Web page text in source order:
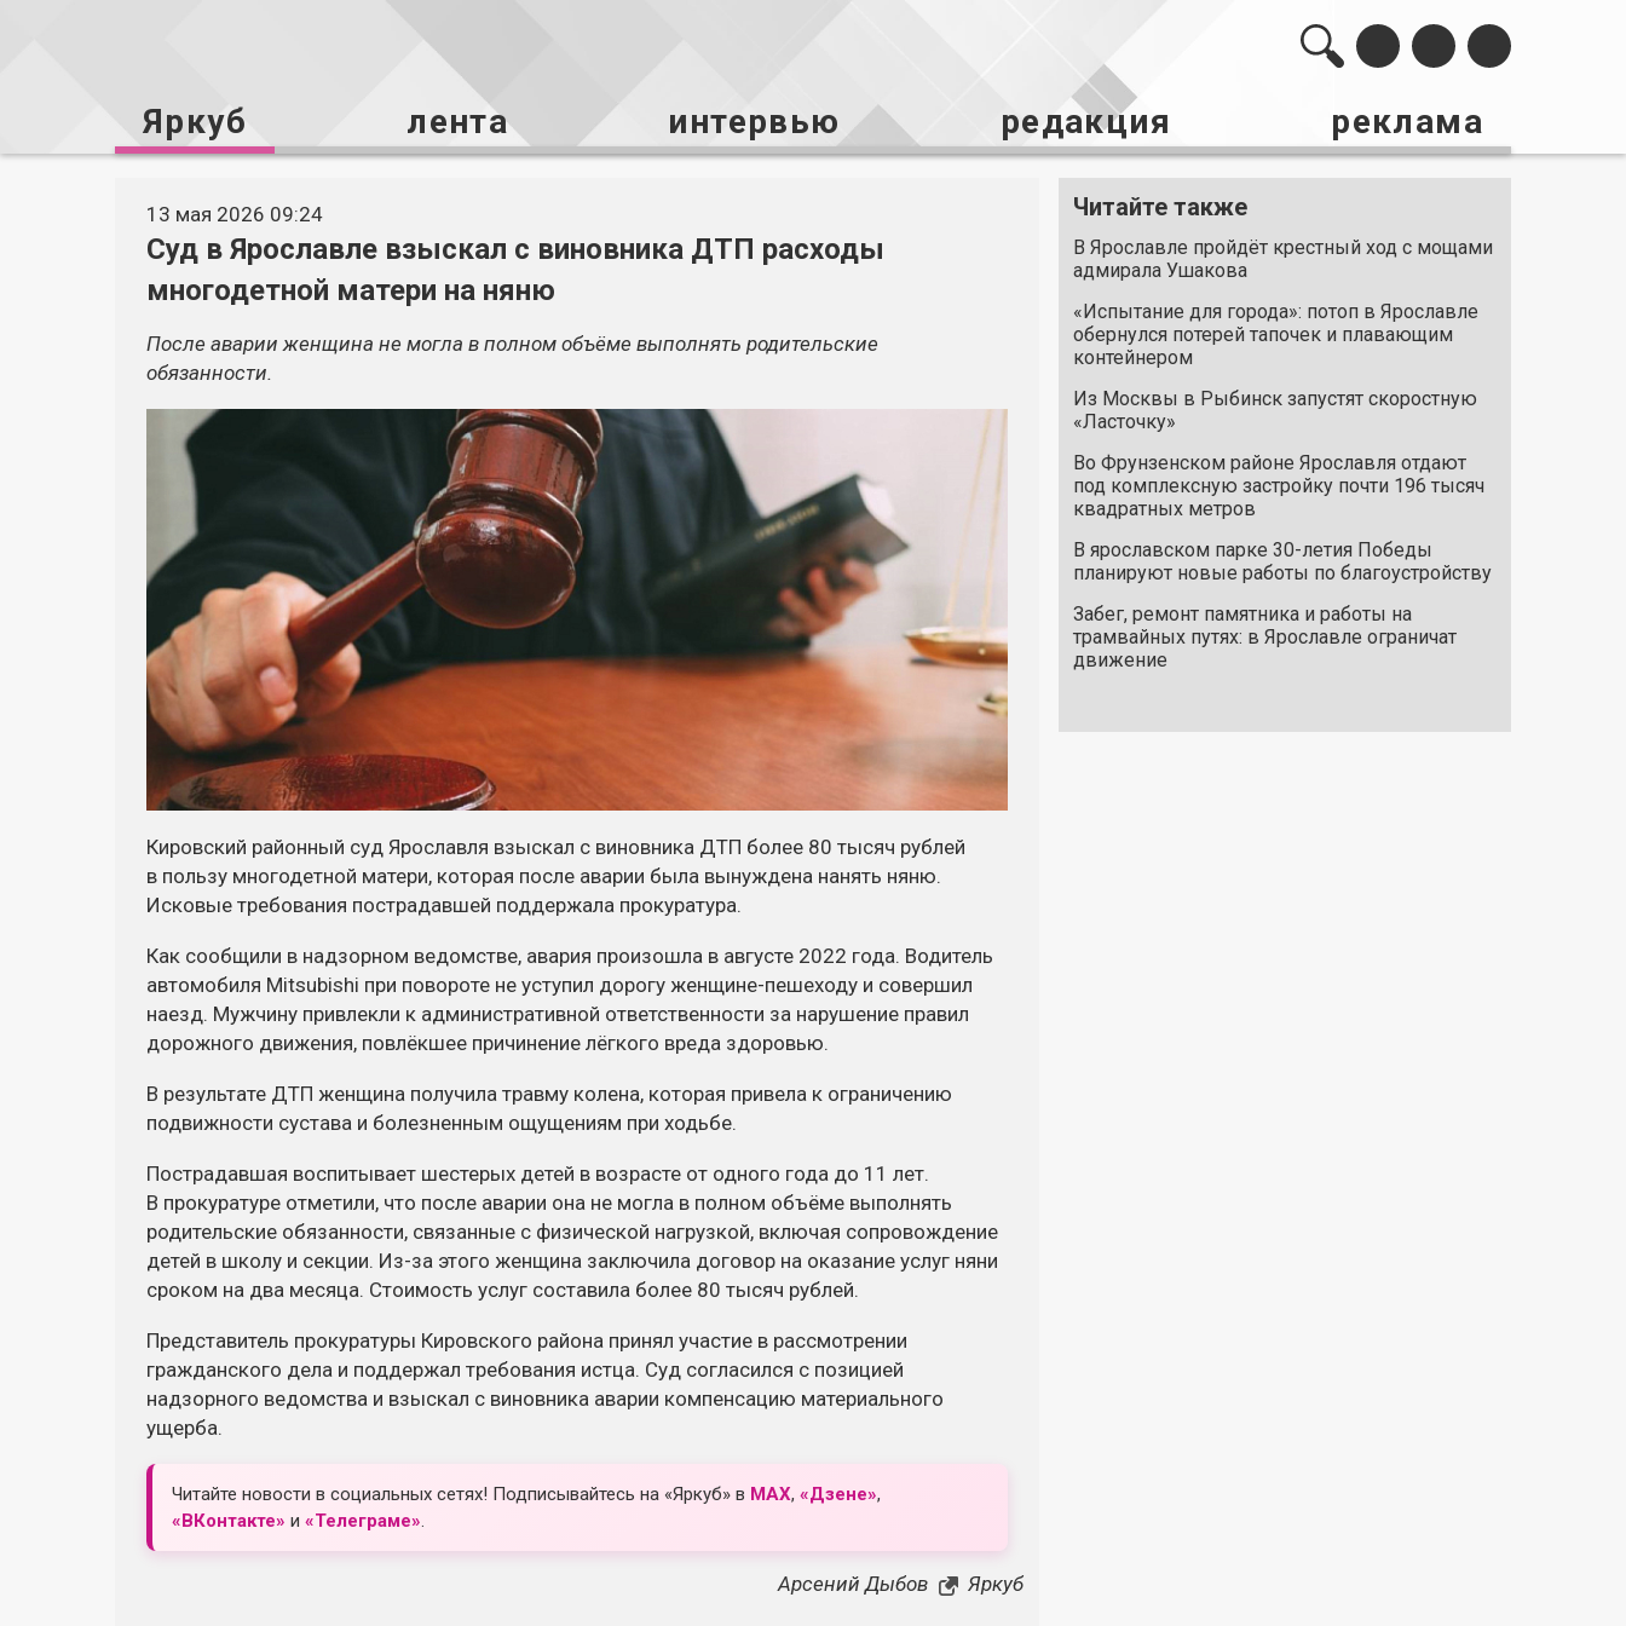
Яркуб лента интервью редакция реклама
13 мая 2026 09:24
Суд в Ярославле взыскал с виновника ДТП расходы
многодетной матери на няню
После аварии женщина не могла в полном объёме выполнять родительские
обязанности.
Кировский районный суд Ярославля взыскал с виновника ДТП более 80 тысяч рублей
в пользу многодетной матери, которая после аварии была вынуждена нанять няню.
Исковые требования пострадавшей поддержала прокуратура.
Как сообщили в надзорном ведомстве, авария произошла в августе 2022 года. Водитель
автомобиля Mitsubishi при повороте не уступил дорогу женщине-пешеходу и совершил
наезд. Мужчину привлекли к административной ответственности за нарушение правил
дорожного движения, повлёкшее причинение лёгкого вреда здоровью.
В результате ДТП женщина получила травму колена, которая привела к ограничению
подвижности сустава и болезненным ощущениям при ходьбе.
Пострадавшая воспитывает шестерых детей в возрасте от одного года до 11 лет.
В прокуратуре отметили, что после аварии она не могла в полном объёме выполнять
родительские обязанности, связанные с физической нагрузкой, включая сопровождение
детей в школу и секции. Из-за этого женщина заключила договор на оказание услуг няни
сроком на два месяца. Стоимость услуг составила более 80 тысяч рублей.
Представитель прокуратуры Кировского района принял участие в рассмотрении
гражданского дела и поддержал требования истца. Суд согласился с позицией
надзорного ведомства и взыскал с виновника аварии компенсацию материального
ущерба.
Читайте новости в социальных сетях! Подписывайтесь на «Яркуб» в MAX, «Дзене»,
«ВКонтакте» и «Телеграме».
Арсений Дыбов Яркуб
Читайте также
В Ярославле пройдёт крестный ход с мощами
адмирала Ушакова
«Испытание для города»: потоп в Ярославле
обернулся потерей тапочек и плавающим
контейнером
Из Москвы в Рыбинск запустят скоростную
«Ласточку»
Во Фрунзенском районе Ярославля отдают
под комплексную застройку почти 196 тысяч
квадратных метров
В ярославском парке 30-летия Победы
планируют новые работы по благоустройству
Забег, ремонт памятника и работы на
трамвайных путях: в Ярославле ограничат
движение